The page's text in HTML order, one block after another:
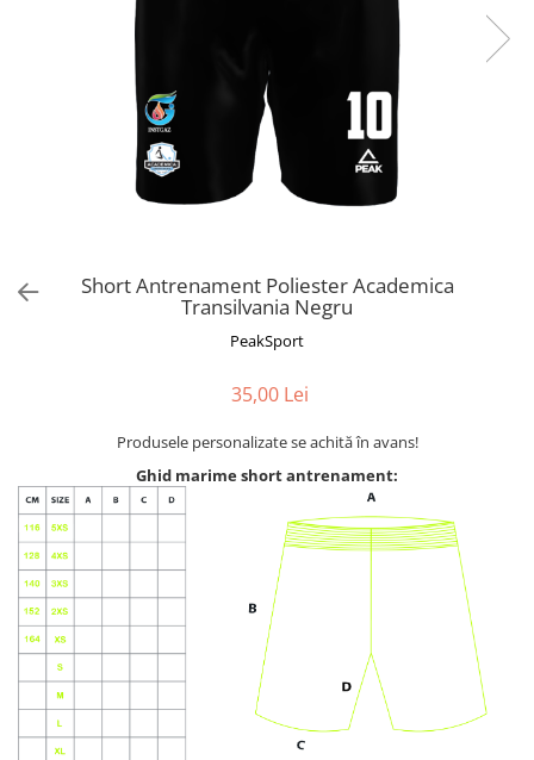
Short Antrenament Poliester Academica
Transilvania Negru
PeakSport
35,00 Lei
Produsele personalizate se achită în avans!
Ghid marime short antrenament: